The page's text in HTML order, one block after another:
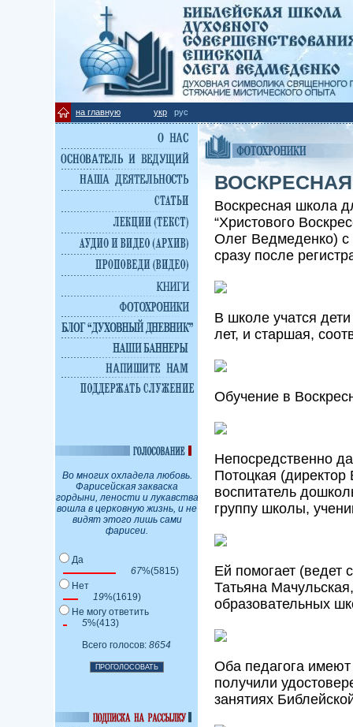
на главную укр рус
Во многих охладела любовь.
Фарисейская закваска
гордыни, лености и лукавства
вошла в церковную жизнь, и не
видят этого лишь сами
фарисеи.
Да
67%(5815)
Нет
19%(1619)
Не могу ответить
5%(413)
Всего голосов: 8654
Воскресная школа
“Христового
Олег Ведмеденко) с
сразу после
В школе учатся
лет, и старшая,
Обучение в
Непосредственно
Потоцкая
воспитатель
группу школы,
Ей помогает (ведет
Татьяна
образовательных
Оба педагога
получили
занятиях